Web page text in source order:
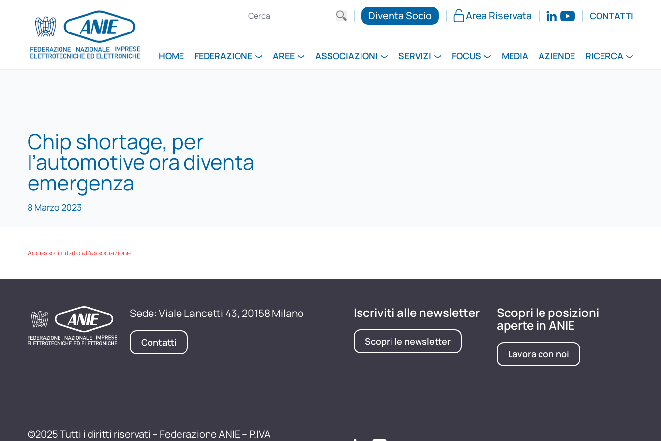
Diventa Socio Area Riservata CONTATTI
HOME FEDERAZIONE AREE ASSOCIAZIONI SERVIZI FOCUS MEDIA AZIENDE RICERCA
Chip shortage, per
l’automotive ora diventa
emergenza
8 Marzo 2023
Accesso limitato all'associazione
Sede: Viale Lancetti 43, 20158 Milano
Contatti
©2025 Tutti i diritti riservati – Federazione ANIE – P.IVA
Iscriviti alle newsletter
Scopri le newsletter
Scopri le posizioni
aperte in ANIE
Lavora con noi